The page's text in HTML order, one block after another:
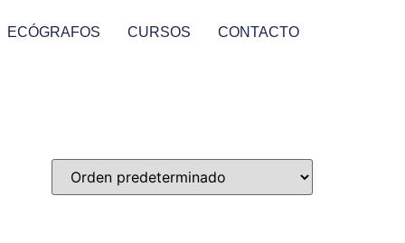
ECÓGRAFOS CURSOS CONTACTO